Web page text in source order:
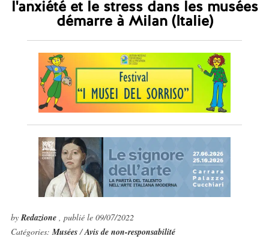
l'anxiété et le stress dans les musées
démarre à Milan (Italie)
byRedazione , publié le 09/07/2022
Catégories:Musées/Avis de non-responsabilité